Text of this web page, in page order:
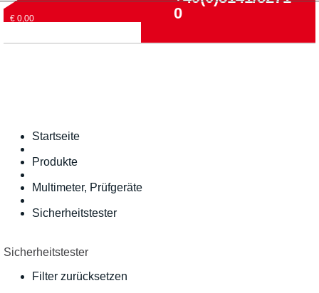
€ 0,00
0
Startseite
Produkte
Multimeter, Prüfgeräte
Sicherheitstester
Sicherheitstester
Filter zurücksetzen